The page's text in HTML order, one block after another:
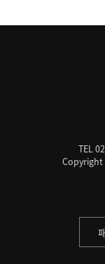
TEL
Copyright